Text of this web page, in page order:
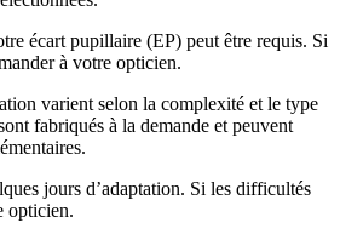
écart pupillaire (EP) peut être requis. Si
à votre opticien.
varient selon la complexité et le type
fabriqués à la demande et peuvent
jours d’adaptation. Si les difficultés
opticien.